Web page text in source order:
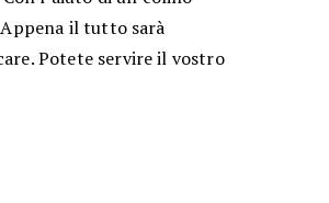
il tutto sarà
Potete servire il vostro